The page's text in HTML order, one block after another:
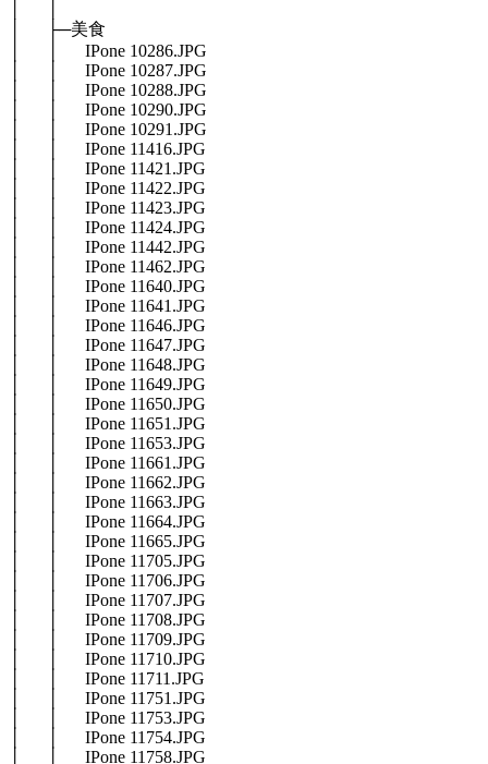
│ ├─美食
│ │ IPone 10286.JPG
│ │ IPone 10287.JPG
│ │ IPone 10288.JPG
│ │ IPone 10290.JPG
│ │ IPone 10291.JPG
│ │ IPone 11416.JPG
│ │ IPone 11421.JPG
│ │ IPone 11422.JPG
│ │ IPone 11423.JPG
│ │ IPone 11424.JPG
│ │ IPone 11442.JPG
│ │ IPone 11462.JPG
│ │ IPone 11640.JPG
│ │ IPone 11641.JPG
│ │ IPone 11646.JPG
│ │ IPone 11647.JPG
│ │ IPone 11648.JPG
│ │ IPone 11649.JPG
│ │ IPone 11650.JPG
│ │ IPone 11651.JPG
│ │ IPone 11653.JPG
│ │ IPone 11661.JPG
│ │ IPone 11662.JPG
│ │ IPone 11663.JPG
│ │ IPone 11664.JPG
│ │ IPone 11665.JPG
│ │ IPone 11705.JPG
│ │ IPone 11706.JPG
│ │ IPone 11707.JPG
│ │ IPone 11708.JPG
│ │ IPone 11709.JPG
│ │ IPone 11710.JPG
│ │ IPone 11711.JPG
│ │ IPone 11751.JPG
│ │ IPone 11753.JPG
│ │ IPone 11754.JPG
│ │ IPone 11758.JPG